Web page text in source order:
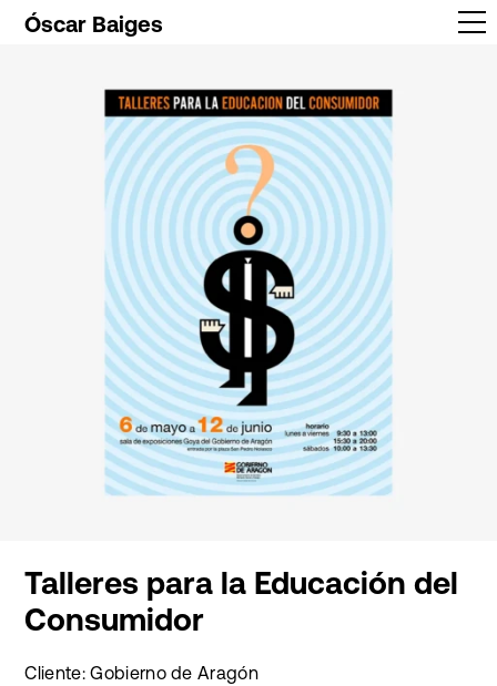
Trabajos
Contacto
Óscar Baiges
Talleres para la Educación del
Consumidor
Cliente: Gobierno de Aragón